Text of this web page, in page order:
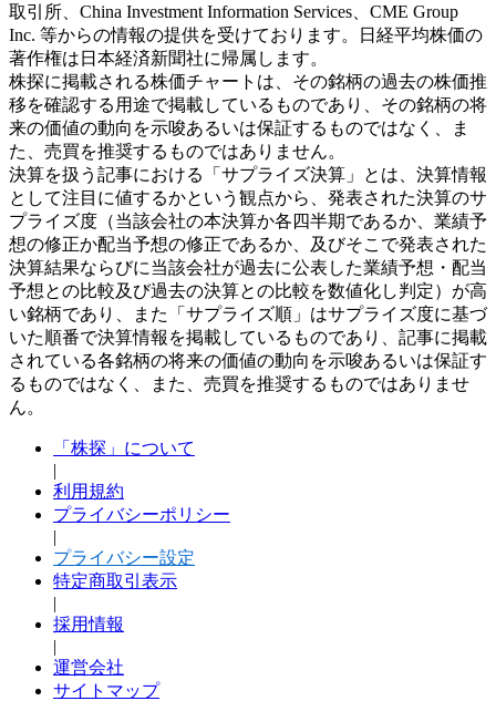
取引所、China Investment Information Services、CME Group
Inc. 等からの情報の提供を受けております。日経平均株価の
著作権は日本経済新聞社に帰属します。
株探に掲載される株価チャートは、その銘柄の過去の株価推
移を確認する用途で掲載しているものであり、その銘柄の将
来の価値の動向を示唆あるいは保証するものではなく、ま
た、売買を推奨するものではありません。
決算を扱う記事における「サプライズ決算」とは、決算情報
として注目に値するかという観点から、発表された決算のサ
プライズ度（当該会社の本決算か各四半期であるか、業績予
想の修正か配当予想の修正であるか、及びそこで発表された
決算結果ならびに当該会社が過去に公表した業績予想・配当
予想との比較及び過去の決算との比較を数値化し判定）が高
い銘柄であり、また「サプライズ順」はサプライズ度に基づ
いた順番で決算情報を掲載しているものであり、記事に掲載
されている各銘柄の将来の価値の動向を示唆あるいは保証す
るものではなく、また、売買を推奨するものではありませ
ん。
「株探」について
|
利用規約
プライバシーポリシー
|
プライバシー設定
特定商取引表示
|
採用情報
|
運営会社
サイトマップ